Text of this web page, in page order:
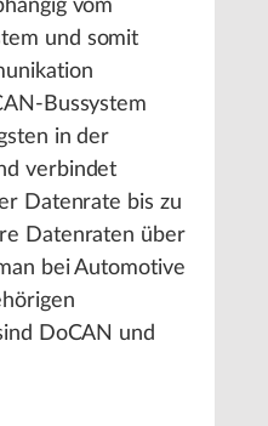
vom
und somit
Bussystem
in der
verbindet
Datenrate bis zu
Datenraten über
bei Automotive
DoCAN und